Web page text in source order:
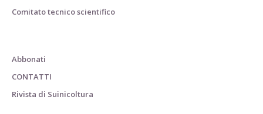
Comitato tecnico scientifico
Abbonati
CONTATTI
Rivista di Suinicoltura